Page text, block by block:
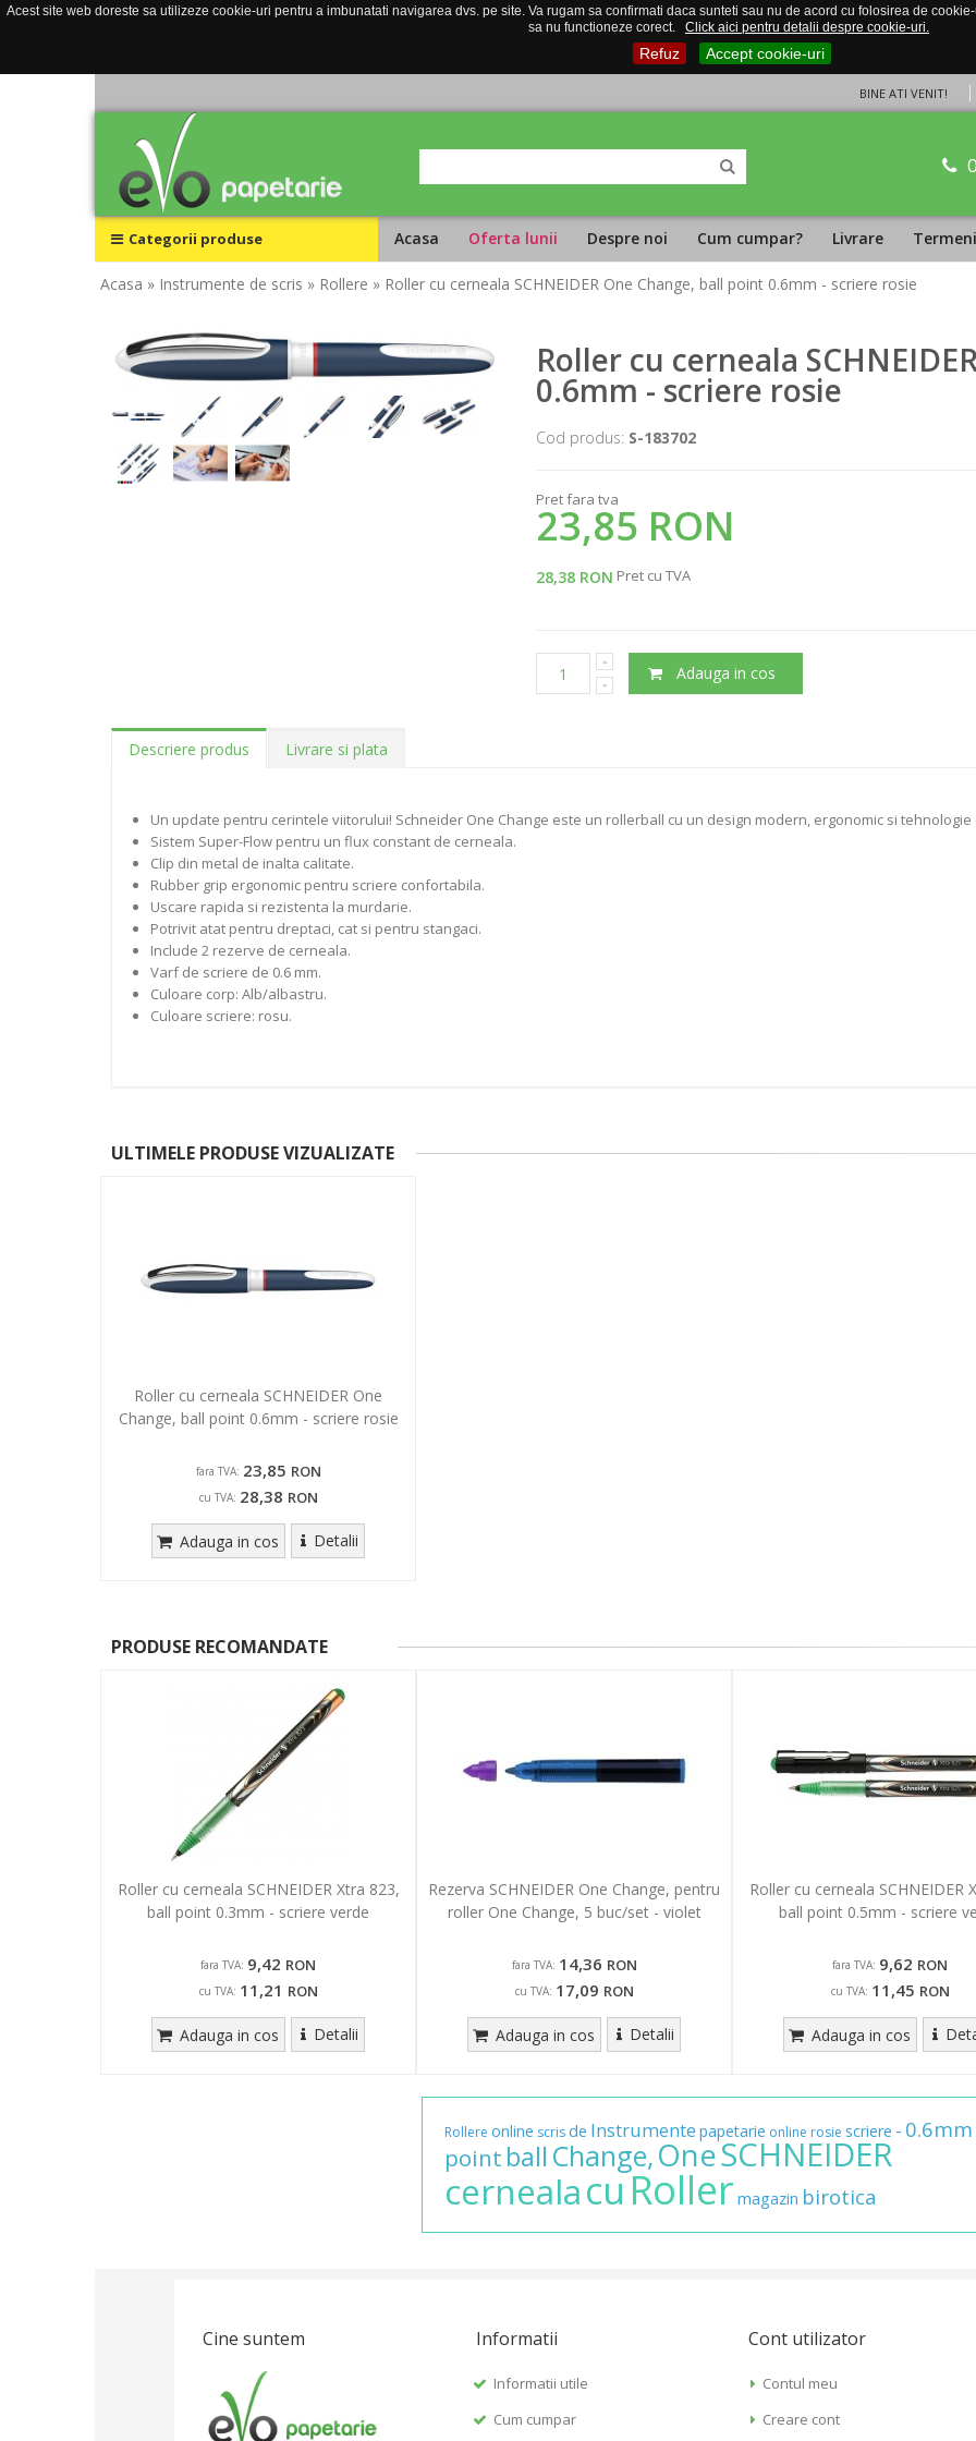
Acest site web doreste sa utilizeze cookie-uri pentru a imbunatati navigarea dvs. pe site. Va rugam sa confirmati daca sunteti sau nu de acord cu folosirea de
sa nu functioneze corect.
Click aici pentru detalii despre cookie-uri.
Refuz Accept cookie-uri
BINE ATI VENIT!
Categorii produse Acasa Oferta lunii Despre noi Cum cumpar? Livrare
Acasa » Instrumente de scris » Rollere » Roller cu cerneala SCHNEIDER One Change, ball point 0.6mm - scriere rosie
Roller cu cerneala
0.6mm - scriere rosie
Cod produs: S-183702
Pret fara tva
23,85 RON
28,38 RON Pret cu TVA
Adauga in cos
Descriere produs Livrare si plata
Un update pentru cerintele viitorului! Schneider One Change este un rollerball cu un design modern, ergonomic si tehnologie
Sistem Super-Flow pentru un flux constant de cerneala.
Clip din metal de inalta calitate.
Rubber grip ergonomic pentru scriere confortabila.
Uscare rapida si rezistenta la murdarie.
Potrivit atat pentru dreptaci, cat si pentru stangaci.
Include 2 rezerve de cerneala.
Varf de scriere de 0.6 mm.
Culoare corp: Alb/albastru.
Culoare scriere: rosu.
ULTIMELE PRODUSE VIZUALIZATE
Roller cu cerneala SCHNEIDER One
Change, ball point 0.6mm - scriere rosie
fara TVA: 23,85 RON
cu TVA: 28,38 RON
Adauga in cos Detalii
PRODUSE RECOMANDATE
Roller cu cerneala SCHNEIDER Xtra 823,
ball point 0.3mm - scriere verde
fara TVA: 9,42 RON
cu TVA: 11,21 RON
Adauga in cos Detalii
Rezerva SCHNEIDER One Change, pentru
roller One Change, 5 buc/set - violet
fara TVA: 14,36 RON
cu TVA: 17,09 RON
Adauga in cos Detalii
Roller cu cerneala SCHNEIDER
ball point 0.5mm - scriere
fara TVA: 9,62 RON
cu TVA: 11,45 RON
Adauga in cos
Rollere online scrisde Instrumente papetarie online rosie scriere - 0.6mm
point ball Change,OneSCHNEIDER
cernealacuRoller magazin birotica
Cine suntem Informatii
Informatii utile
Cum cumpar
Cont utilizator
Contul meu
Creare cont